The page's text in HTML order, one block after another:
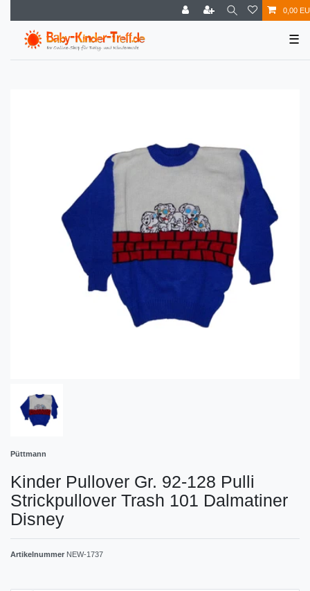
0,00
☰
Püttmann
Kinder Pullover Gr. 92-128 Pulli
Strickpullover Trash 101 Dalmatiner
Disney
Artikelnummer NEW-1737